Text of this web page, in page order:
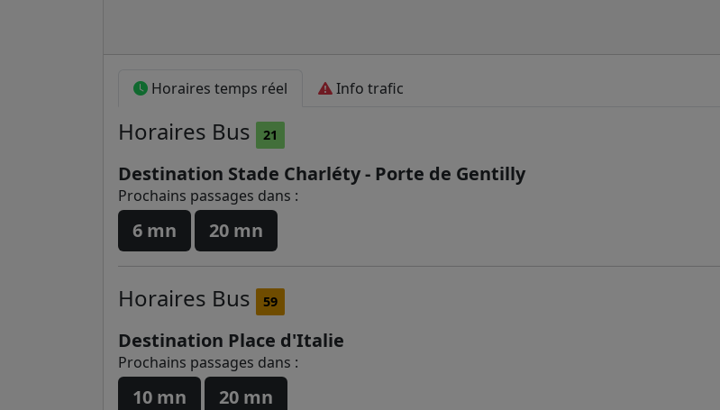
Horaires temps réel Info trafic
Horaires Bus 21
Destination Stade Charléty - Porte de Gentilly
Prochains passages dans :
6 mn 20 mn
Horaires Bus 59
Destination Place d'Italie
Prochains passages dans :
10 mn
20 mn